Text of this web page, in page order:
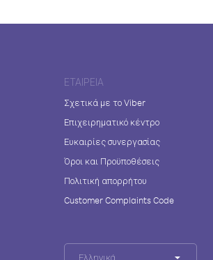
ΕΤΑΙΡΕΊΑ
Σχετικά με το Viber
Επιχειρηματικό κέντρο
Ευκαιρίες συνεργασίας
Όροι και Προϋποθέσεις
Πολιτική απορρήτου
Customer Complaints Code
Ελληνικά